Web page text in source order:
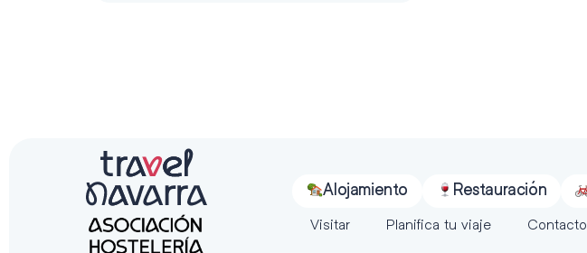
Alojamiento Restauración
Visitar Planifica tu viaje Contacto